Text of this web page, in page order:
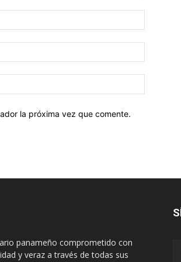
web:
la próxima vez que comente.
panameño comprometido con
y veraz a través de todas sus